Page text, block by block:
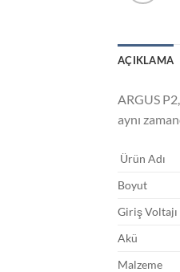
AÇIKLAMA
ARGUS
aynı
Ürün Adı
Boyut
Giriş Voltajı
Akü
Malzeme